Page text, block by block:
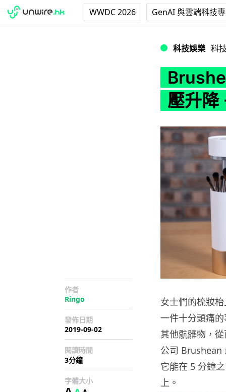
WWDC 2026 GenAI 與雲端科技
科技娛樂 科
壓升降
作者
Ringo
發佈日期
2019-09-02
閱讀時間
3分鐘
字體大小
女士們的梳妝
一件十分頭痛
其他骯髒物 ，
公司 Brushean
它能在 5 分鐘
上 。